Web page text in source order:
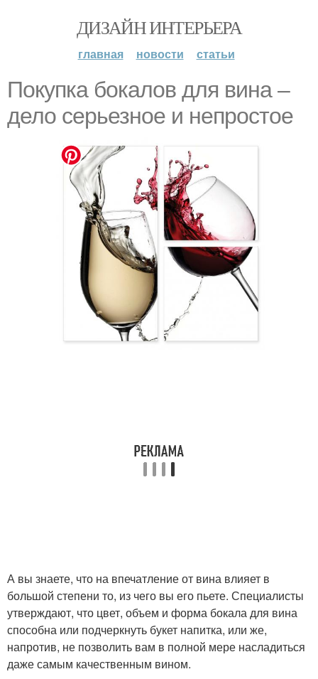
ДИЗАЙН ИНТЕРЬЕРА
главная новости статьи
Покупка бокалов для вина –
дело серьезное и непростое
А вы знаете, что на впечатление от вина влияет в
большой степени то, из чего вы его пьете. Специалисты
утверждают, что цвет, объем и форма бокала для вина
способна или подчеркнуть букет напитка, или же,
напротив, не позволить вам в полной мере насладиться
даже самым качественным вином.